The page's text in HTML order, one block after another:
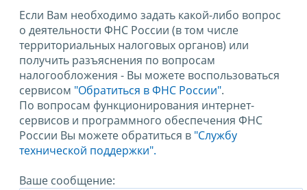
Если Вам необходимо задать какой-либо вопрос
о деятельности ФНС России (в том числе
территориальных налоговых органов) или
получить разъяснения по вопросам
налогообложения - Вы можете воспользоваться
сервисом "Обратиться в ФНС России".
По вопросам функционирования интернет-
сервисов и программного обеспечения ФНС
России Вы можете обратиться в "Службу
технической поддержки".
Ваше сообщение: